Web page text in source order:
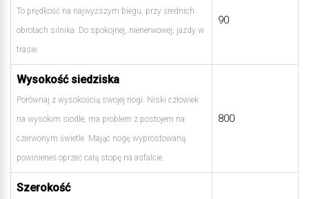
To prędkość na najwyższym biegu, przy średnich
obrotach silnika. Do spokojnej, nienerwowej, jazdy w
trasie.
90
Wysokość siedziska
Porównaj z wysokością swojej nogi. Niski człowiek
na wysokim siodle, ma problem z postojem na
czerwonym świetle. Mając nogę wyprostowaną
powinieneś oprzeć całą stopę na asfalcie.
800
Szerokość